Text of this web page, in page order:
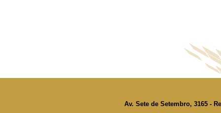
Av. Sete de Setembro, 3165 -